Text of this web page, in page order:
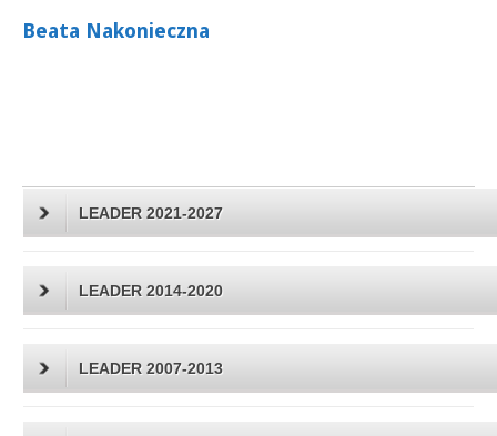
Beata Nakonieczna
LEADER 2021-2027
LEADER 2014-2020
LEADER 2007-2013